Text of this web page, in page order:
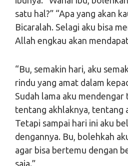
satu hal?” “Apa yang akan
Bicaralah. Selagi aku bisa
Allah engkau akan
“Bu, semakin hari, aku
rindu yang amat dalam
Sudah lama aku
tentang akhlaknya, tentang
Tetapi sampai hari ini aku
dengannya. Bu, bolehkah
agar bisa bertemu dengan
saja.”